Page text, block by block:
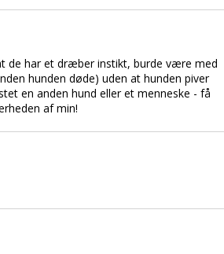
de har et dræber instikt, burde være med
hunden døde) uden at hunden piver
en anden hund eller et menneske - få
af min!